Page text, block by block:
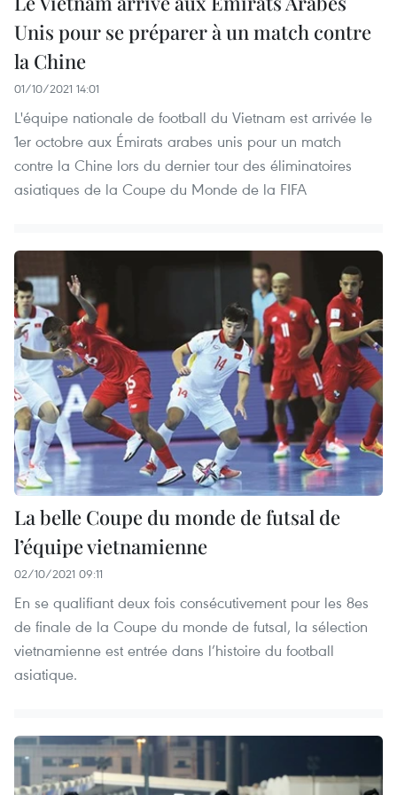
Unis pour se préparer à un match contre
la Chine
01/10/2021 14:01
L'équipe nationale de football du Vietnam est arrivée le
1er octobre aux Émirats arabes unis pour un match
contre la Chine lors du dernier tour des éliminatoires
asiatiques de la Coupe du Monde de la FIFA
La belle Coupe du monde de futsal de
l’équipe vietnamienne
02/10/2021 09:11
En se qualifiant deux fois consécutivement pour les 8es
de finale de la Coupe du monde de futsal, la sélection
vietnamienne est entrée dans l’histoire du football
asiatique.